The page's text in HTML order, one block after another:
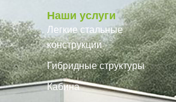
Наши услуги
Легкие стальные
конструкции
Гибридные структуры
Кабина